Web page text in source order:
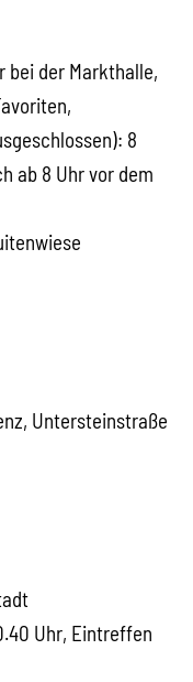
bei der Markthalle,
8
ab 8 Uhr vor dem
Untersteinstraße
Uhr, Eintreffen